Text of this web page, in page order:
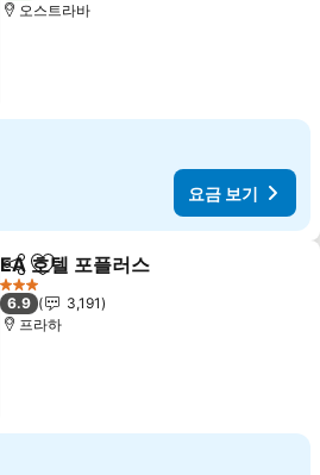
오스트라바
요금 보기
공유 즐겨찾기에 추가
EA 호텔 포플러스
3 성급
6.9
3,191
프라하